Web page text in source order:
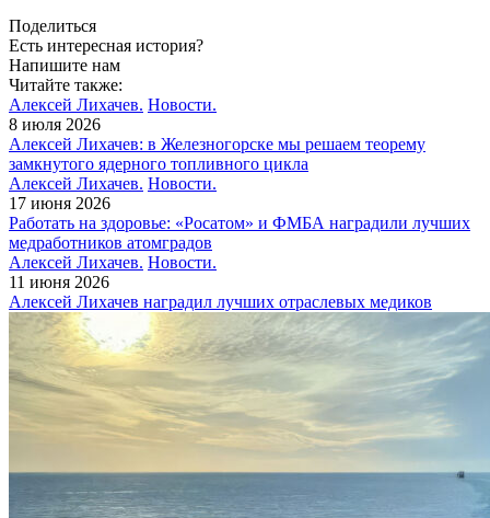
Поделиться
Есть интересная история?
Напишите нам
Читайте также:
Алексей Лихачев. Новости.
8 июля 2026
Алексей Лихачев: в Железногорске мы решаем теорему
замкнутого ядерного топливного цикла
Алексей Лихачев. Новости.
17 июня 2026
Работать на здоровье: «Росатом» и ФМБА наградили лучших
медработников атомградов
Алексей Лихачев. Новости.
11 июня 2026
Алексей Лихачев наградил лучших отраслевых медиков